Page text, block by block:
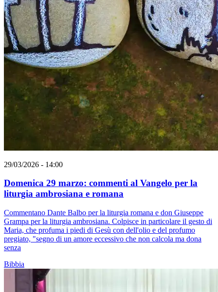
29/03/2026 - 14:00
Domenica 29 marzo: commenti al Vangelo per la
liturgia ambrosiana e romana
Commentano Dante Balbo per la liturgia romana e don Giuseppe
Grampa per la liturgia ambrosiana. Colpisce in particolare il gesto di
Maria, che profuma i piedi di Gesù con dell'olio e del profumo
pregiato, "segno di un amore eccessivo che non calcola ma dona
senza
Bibbia